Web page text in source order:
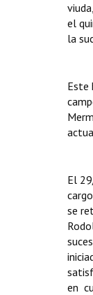
el
la
Este
El
se
en